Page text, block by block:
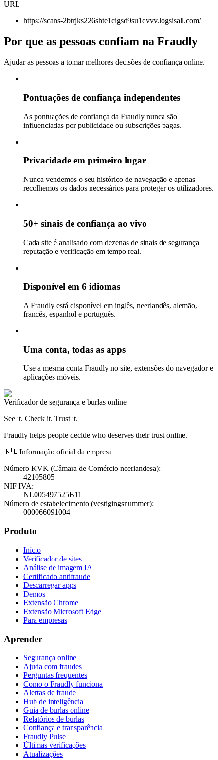
URL
https://scans-2btrjks226shte1cigsd9su1dvvv.logsisall.com/
Por que as pessoas confiam na Fraudly
Ajudar as pessoas a tomar melhores decisões de confiança online.
Pontuações de confiança independentes
As pontuações de confiança da Fraudly nunca são
influenciadas por publicidade ou subscrições pagas.
Privacidade em primeiro lugar
Nunca vendemos o seu histórico de navegação e apenas
recolhemos os dados necessários para proteger os utilizadores.
50+ sinais de confiança ao vivo
Cada site é analisado com dezenas de sinais de segurança,
reputação e verificação em tempo real.
Disponível em 6 idiomas
A Fraudly está disponível em inglês, neerlandês, alemão,
francês, espanhol e português.
Uma conta, todas as apps
Use a mesma conta Fraudly no site, extensões do navegador e
aplicações móveis.
Verificador de segurança e burlas online
See it. Check it. Trust it.
Fraudly helps people decide who deserves their trust online.
🇳🇱Informação oficial da empresa
Número KVK (Câmara de Comércio neerlandesa):
42105805
NIF IVA:
NL005497525B11
Número de estabelecimento (vestigingsnummer):
000066091004
Produto
Início
Verificador de sites
Análise de imagem IA
Certificado antifraude
Descarregar apps
Demos
Extensão Chrome
Extensão Microsoft Edge
Para empresas
Aprender
Segurança online
Ajuda com fraudes
Perguntas frequentes
Como o Fraudly funciona
Alertas de fraude
Hub de inteligência
Guia de burlas online
Relatórios de burlas
Confiança e transparência
Fraudly Pulse
Últimas verificações
Atualizações